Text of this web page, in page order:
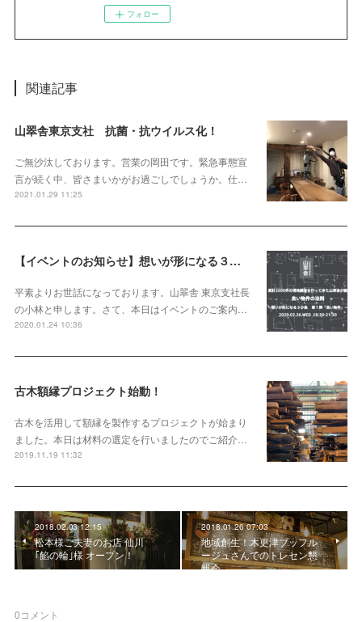
フォロー
関連記事
山翠舎東京支社 抗菌・抗ウイルス化！
ご無沙汰しております。営業の岡田です。緊急事態宣
言が続く中、皆さまいかがお過ごしでしょうか。仕…
2021.01.29 11:25
【イベントのお知らせ】想いが形になる３か条 第１弾『良い物件』
平素よりお世話になっております。山翠舎 東京支社長
の小林と申します。さて、本日はイベントのご案内…
2020.01.24 10:36
古木額縁プロジェクト始動！
古木を活用して額縁を製作するプロジェクトが始まり
ました。本日は材料の選定を行いましたのでご紹介…
2019.11.19 11:32
2018.02.03 12:15
松本様ご夫妻のお店 仙川
｢餡の輪｣様 オープン！
2018.01.26 07:03
地域創生！木更津ブッフル
ージュさんでのトレセン懇
親会
0コメント